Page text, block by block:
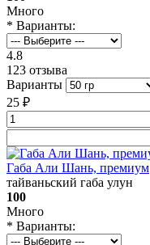
Много
* Варианты:
4.8
123 отзыва
Варианты
25 ₽
Габа Али Шань, премиум
тайваньский габа улун
100
Много
* Варианты: